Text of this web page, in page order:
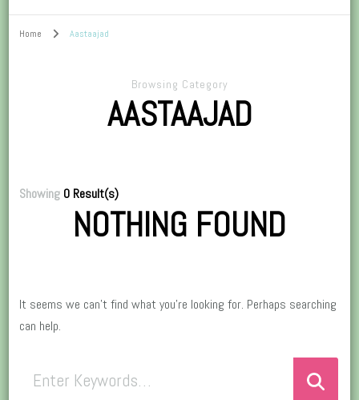
Home Aastaajad
Browsing Category
AASTAAJAD
Showing 0 Result(s)
NOTHING FOUND
It seems we can’t find what you’re looking for. Perhaps searching
can help.